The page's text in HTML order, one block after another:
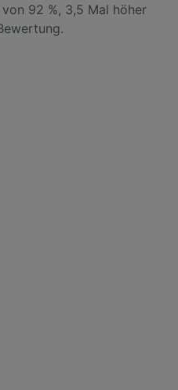
92 %, 3,5 Mal höher